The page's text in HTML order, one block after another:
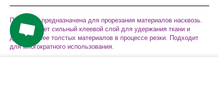
Подложка предназначена для прорезания материалов насквозь.
Коврик имеет сильный клеевой слой для удержания ткани и
других более толстых материалов в процессе резки. Подходит
для многократного использования.